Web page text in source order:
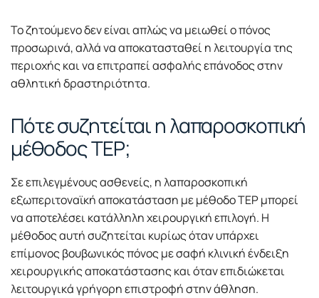
Το ζητούμενο δεν είναι απλώς να μειωθεί ο πόνος
προσωρινά, αλλά να αποκατασταθεί η λειτουργία της
περιοχής και να επιτραπεί ασφαλής επάνοδος στην
αθλητική δραστηριότητα.
Πότε συζητείται η λαπαροσκοπική
μέθοδος TEP;
Σε επιλεγμένους ασθενείς, η λαπαροσκοπική
εξωπεριτοναϊκή αποκατάσταση με μέθοδο TEP μπορεί
να αποτελέσει κατάλληλη χειρουργική επιλογή. Η
μέθοδος αυτή συζητείται κυρίως όταν υπάρχει
επίμονος βουβωνικός πόνος με σαφή κλινική ένδειξη
χειρουργικής αποκατάστασης και όταν επιδιώκεται
λειτουργικά γρήγορη επιστροφή στην άθληση.